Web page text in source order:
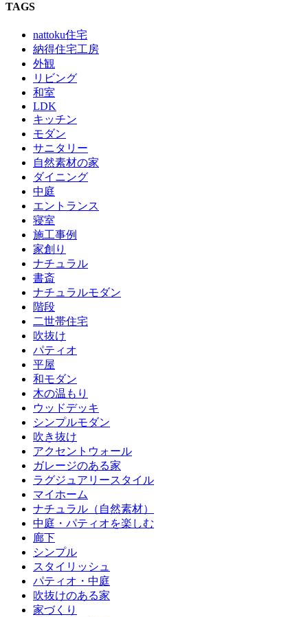
TAGS
nattoku住宅
納得住宅工房
外観
リビング
和室
LDK
キッチン
モダン
サニタリー
自然素材の家
ダイニング
中庭
エントランス
寝室
施工事例
家創り
ナチュラル
書斎
ナチュラルモダン
階段
二世帯住宅
吹抜け
パティオ
平屋
和モダン
木の温もり
ウッドデッキ
シンプルモダン
吹き抜け
アクセントウォール
ガレージのある家
ラグジュアリースタイル
マイホーム
ナチュラル（自然素材）
中庭・パティオを楽しむ
廊下
シンプル
スタイリッシュ
パティオ・中庭
吹抜けのある家
家づくり